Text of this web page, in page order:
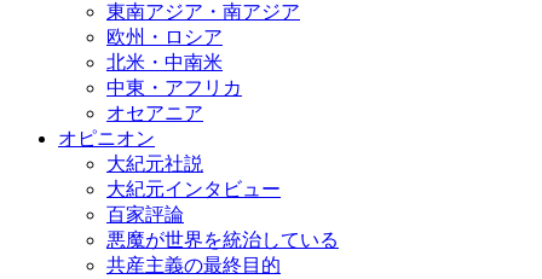
東南アジア・南アジア
欧州・ロシア
北米・中南米
中東・アフリカ
オセアニア
オピニオン
大紀元社説
大紀元インタビュー
百家評論
悪魔が世界を統治している
共産主義の最終目的